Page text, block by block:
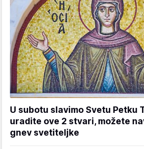
U subotu slavimo Svetu Petku
uradite ove 2 stvari, možete
gnev svetiteljke